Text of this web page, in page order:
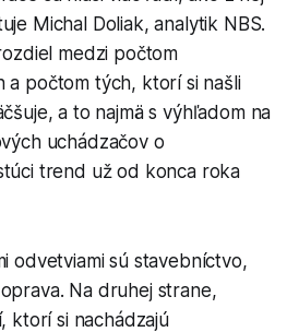
Michal Doliak, analytik NBS.
medzi počtom
a počtom tých, ktorí si našli
a to najmä s výhľadom na
uchádzačov o
trend už od konca roka
odvetviami sú stavebníctvo,
Na druhej strane,
ktorí si nachádzajú